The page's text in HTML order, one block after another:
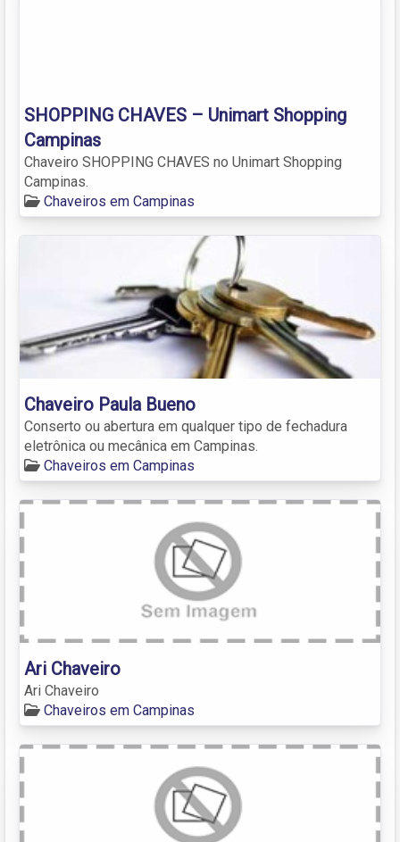
SHOPPING CHAVES – Unimart Shopping
Campinas
Chaveiro SHOPPING CHAVES no Unimart Shopping
Campinas.
Chaveiros em Campinas
Chaveiro Paula Bueno
Conserto ou abertura em qualquer tipo de fechadura
eletrônica ou mecânica em Campinas.
Chaveiros em Campinas
Ari Chaveiro
Ari Chaveiro
Chaveiros em Campinas